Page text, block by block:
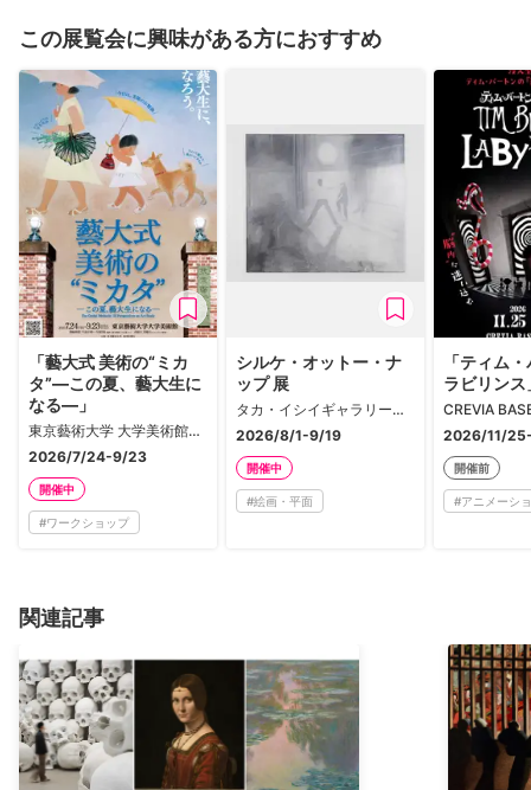
この展覧会に興味がある方におすすめ
「藝大式 美術の“ミカ
タ”―この夏、藝大生に
なる―」
東京藝術大学 大学美術館・陳列館
2026/7/24-9/23
開催中
#ワークショップ
シルケ・オットー・ナ
ップ 展
タカ・イシイギャラリー京橋
2026/8/1-9/19
開催中
#絵画・平面
「ティム
ラビリンス
2026/11/
開催前
#アニメーシ
関連記事